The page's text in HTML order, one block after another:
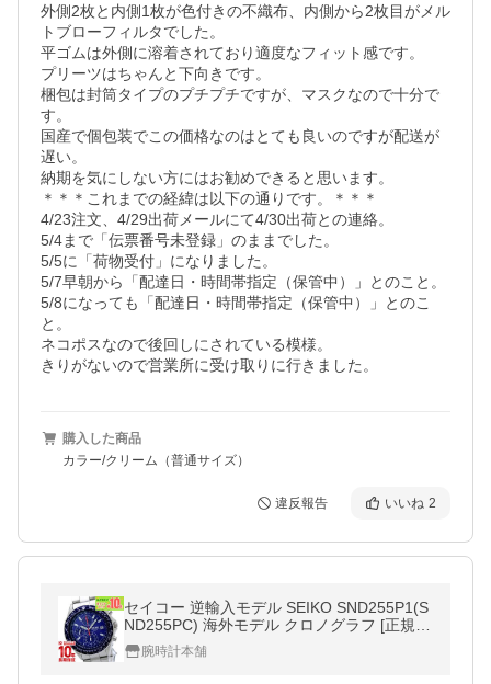
外側2枚と内側1枚が色付きの不織布、内側から2枚目がメル
トブローフィルタでした。
平ゴムは外側に溶着されており適度なフィット感です。
プリーツはちゃんと下向きです。
梱包は封筒タイプのプチプチですが、マスクなので十分で
す。
国産で個包装でこの価格なのはとても良いのですが配送が
遅い。
納期を気にしない方にはお勧めできると思います。
＊＊＊これまでの経緯は以下の通りです。＊＊＊
4/23注文、4/29出荷メールにて4/30出荷との連絡。
5/4まで「伝票番号未登録」のままでした。
5/5に「荷物受付」になりました。
5/7早朝から「配達日・時間帯指定（保管中）」とのこと。
5/8になっても「配達日・時間帯指定（保管中）」とのこ
と。
ネコポスなので後回しにされている模様。
きりがないので営業所に受け取りに行きました。
購入した商品
カラー/クリーム（普通サイズ）
違反報告 いいね 2
セイコー 逆輸入モデル SEIKO SND255P1(S
ND255PC) 海外モデル クロノグラフ [正規
品] メンズ 腕時計 時計 ブルー 爆買
腕時計本舗